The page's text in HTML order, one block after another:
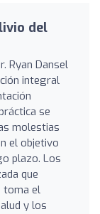
del
Ryan Dansel
integral
se
molestias
el objetivo
plazo. Los
que
toma el
y los